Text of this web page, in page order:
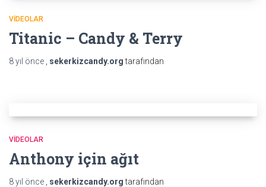
VIDEOLAR
Titanic – Candy & Terry
8 yıl önce sekerkizcandy.orgtarafından
VIDEOLAR
Anthony için ağıt
8 yıl önce sekerkizcandy.orgtarafından